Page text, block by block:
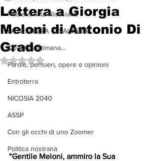
Pillole di Vita Nicosiana
LA BELLEZZA CI SALVERA'
Questa settimana...
Parole, pensieri, opere e opinioni
Entroterra
NICOSIA 2040
ASSP
Con gli occhi di uno Zoomer
Politica nostrana
Lettera a Giorgia
Meloni di Antonio Di
Grado
Valutazione NaN stelle su 5.
“Gentile Meloni, ammiro la Sua